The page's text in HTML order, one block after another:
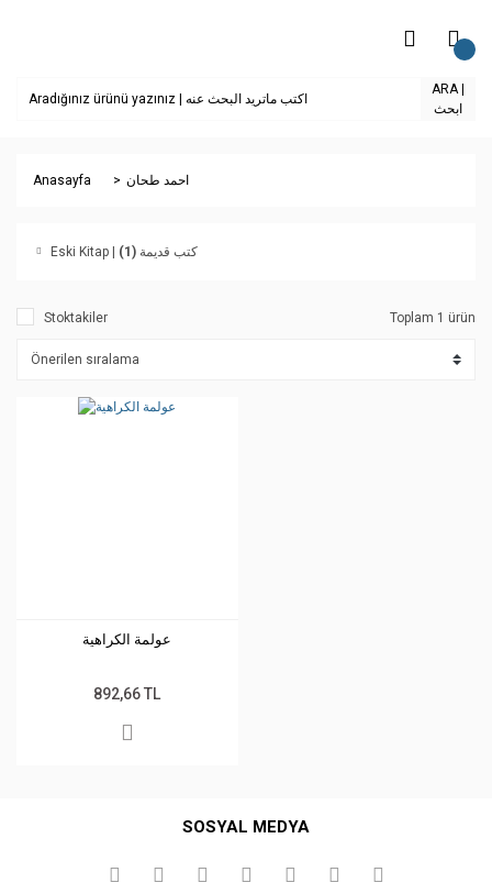
ARA |
ابحث
Anasayfa احمد طحان
Eski Kitap | كتب قديمة(1)
Stoktakiler Toplam 1 ürün
عولمة الكراهية
892,66 TL
SOSYAL MEDYA